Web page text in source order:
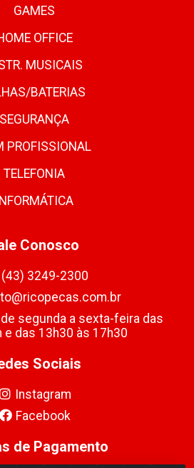
GAMES
OFFICE
MUSICAIS
BATERIAS
SEGURANÇA
PROFISSIONAL
TELEFONIA
INFORMÁTICA
Conosco
(43) 3249-2300
segunda a sexta-feira das
e das 13h30 às 17h30
Sociais
Instagram
Facebook
de Pagamento